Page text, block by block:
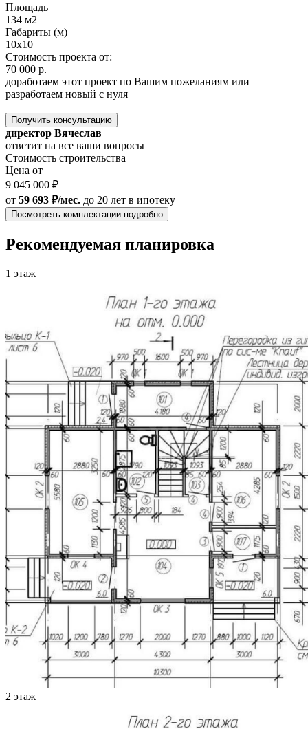
Площадь
134 м2
Габариты (м)
10х10
Стоимость проекта от:
70 000 р.
доработаем этот проект по Вашим пожеланиям или
разработаем новый с нуля
Получить консультацию
директор Вячеслав
ответит на все ваши вопросы
Стоимость строительства
Цена от
9 045 000 ₽
от 59 693 ₽/мес. до 20 лет в ипотеку
Посмотреть комплектации подробно
Рекомендуемая планировка
1 этаж
2 этаж